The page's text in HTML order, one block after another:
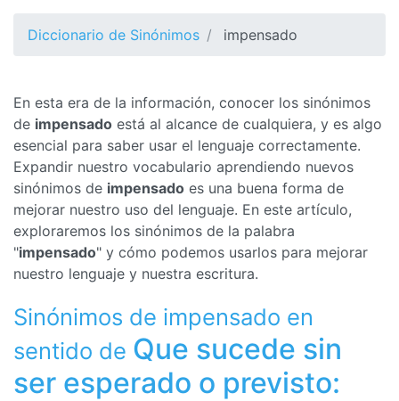
Diccionario de Sinónimos impensado
En esta era de la información, conocer los sinónimos
de impensado está al alcance de cualquiera, y es algo
esencial para saber usar el lenguaje correctamente.
Expandir nuestro vocabulario aprendiendo nuevos
sinónimos de impensado es una buena forma de
mejorar nuestro uso del lenguaje. En este artículo,
exploraremos los sinónimos de la palabra
"impensado" y cómo podemos usarlos para mejorar
nuestro lenguaje y nuestra escritura.
Sinónimos de impensado en
sentido de Que sucede sin
ser esperado o previsto: